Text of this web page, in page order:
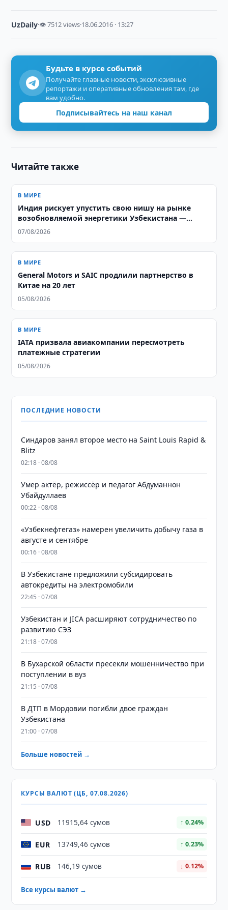
UzDaily·👁 7512 views·18.06.2016 · 13:27
Будьте в курсе событий
Получайте главные новости, эксклюзивные
репортажи и оперативные обновления там, где
вам удобно.
Подписывайтесь на наш канал
Читайте также
В МИРЕ
Индия рискует упустить свою нишу на рынке
возобновляемой энергетики Узбекистана —
аналитики ORF
07/08/2026
В МИРЕ
General Motors и SAIC продлили партнерство в
Китае на 20 лет
05/08/2026
В МИРЕ
IATA призвала авиакомпании пересмотреть
платежные стратегии
05/08/2026
ПОСЛЕДНИЕ НОВОСТИ
Синдаров занял второе место на Saint Louis Rapid &
Blitz
02:18 · 08/08
Умер актёр, режиссёр и педагог Абдуманнон
Убайдуллаев
00:22 · 08/08
«Узбекнефтегаз» намерен увеличить добычу газа в
августе и сентябре
00:16 · 08/08
В Узбекистане предложили субсидировать
автокредиты на электромобили
22:45 · 07/08
Узбекистан и JICA расширяют сотрудничество по
развитию СЭЗ
21:18 · 07/08
В Бухарской области пресекли мошенничество при
поступлении в вуз
21:15 · 07/08
В ДТП в Мордовии погибли двое граждан
Узбекистана
21:00 · 07/08
Больше новостей →
КУРСЫ ВАЛЮТ (ЦБ, 07.08.2026)
USD 11915,64 сумов ↑ 0.24%
EUR 13749,46 сумов ↑ 0.23%
RUB 146,19 сумов ↓ 0.12%
Все курсы валют →